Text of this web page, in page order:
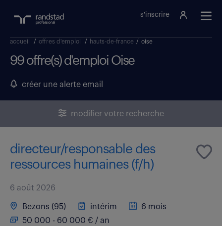
s'inscrire
accueil / offres d'emploi / hauts-de-france / oise
99 offre(s) d'emploi Oise
créer une alerte email
modifier votre recherche
directeur/responsable des
ressources humaines (f/h)
6 août 2026
Bezons (95) intérim
6 mois
50 000 - 60 000 € / an